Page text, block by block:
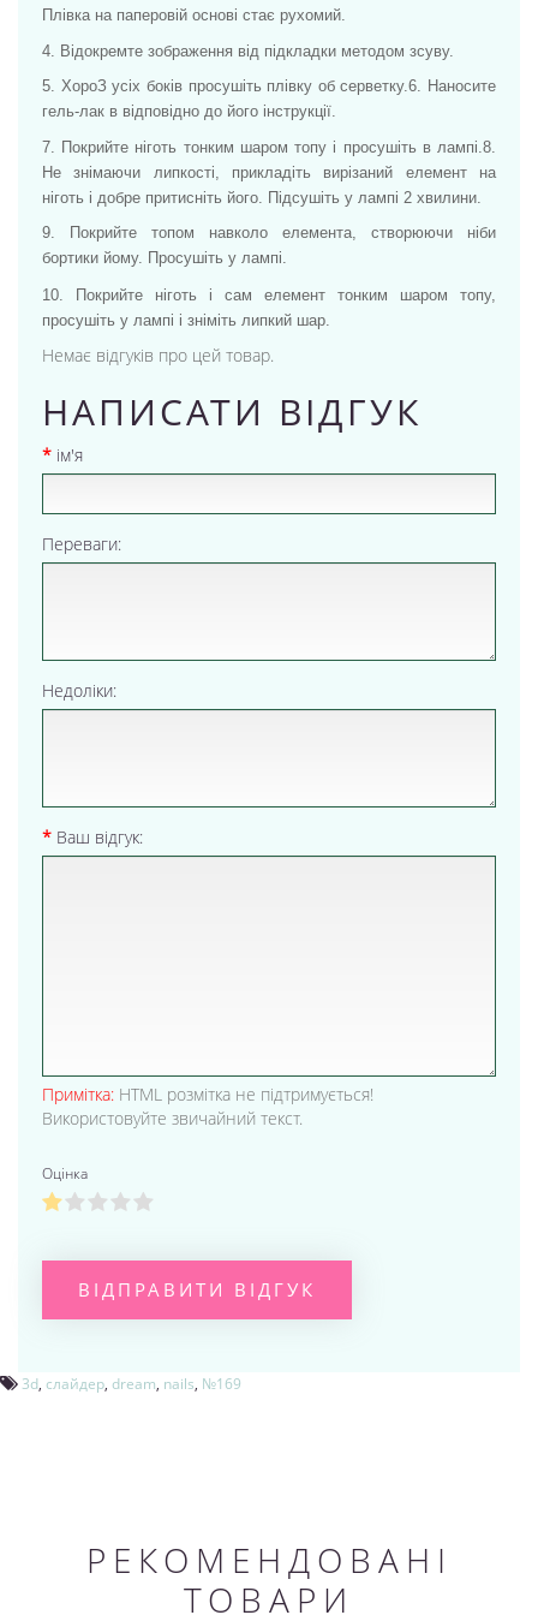
Плівка на паперовій основі стає рухомий.
4. Відокремте зображення від підкладки методом зсуву.
5. ХороЗ усіх боків просушіть плівку об серветку.6. Наносите
гель-лак в відповідно до його інструкції.
7. Покрийте ніготь тонким шаром топу і просушіть в лампі. 8.
Не знімаючи липкості, прикладіть вирізаний елемент на
ніготь і добре притисніть його. Підсушіть у лампі 2 хвилини.
9. Покрийте топом навколо елемента, створюючи ніби
бортики йому. Просушіть у лампі.
10. Покрийте ніготь і сам елемент тонким шаром топу,
просушіть у лампі і зніміть липкий шар.
Немає відгуків про цей товар.
НАПИСАТИ ВІДГУК
ім'я
Переваги:
Недоліки:
Ваш відгук:
Примітка: HTML розмітка не підтримується!
Використовуйте звичайний текст.
Оцінка
ВІДПРАВИТИ ВІДГУК
3d, слайдер, dream, nails, №169
РЕКОМЕНДОВАНІ
ТОВАРИ